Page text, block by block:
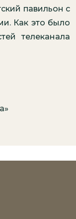
павильон с
Как это было
телеканала